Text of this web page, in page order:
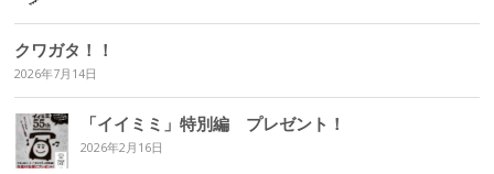
クワガタ！！
2026年7月14日
「イイミミ」特別編 プレゼント！
2026年2月16日